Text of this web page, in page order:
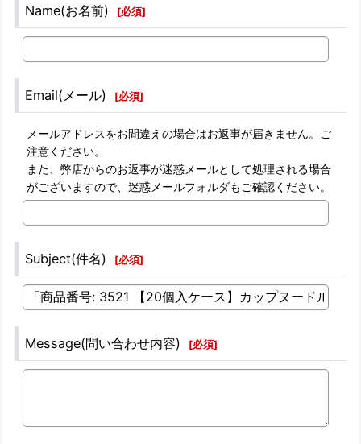
Name(お名前) [必須]
Email(メール) [必須]
メールアドレスをお間違えの場合はお返事が届きません。ご
注意ください。
また、弊店からのお返事が迷惑メールとして処理される場合
がございますので、迷惑メールフォルダもご確認ください。
Subject(件名) [必須]
Message(問い合わせ内容) [必須]